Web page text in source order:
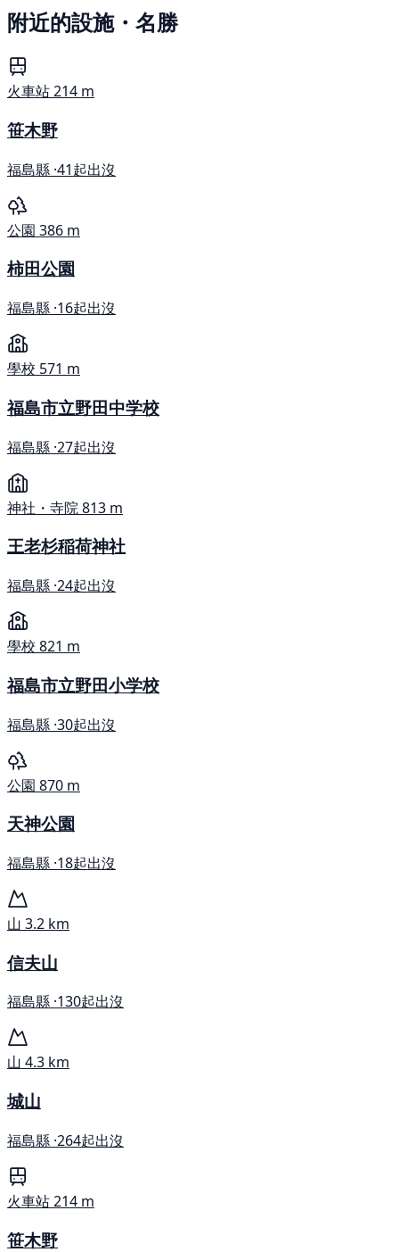
附近的設施・名勝
火車站214 m
笹木野
福島縣 ·41起出沒
公園 386 m
柿田公園
福島縣 ·16起出沒
學校 571 m
福島市立野田中学校
福島縣 ·27起出沒
神社・寺院813 m
王老杉稲荷神社
福島縣 ·24起出沒
學校 821 m
福島市立野田小学校
福島縣 ·30起出沒
公園 870 m
天神公園
福島縣 ·18起出沒
山 3.2 km
信夫山
福島縣 ·130起出沒
山 4.3 km
城山
福島縣 ·264起出沒
火車站214 m
笹木野